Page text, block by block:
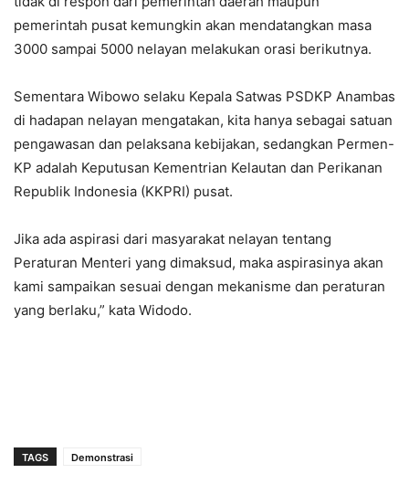
pemerintah pusat kemungkin akan mendatangkan masa
3000 sampai 5000 nelayan melakukan orasi berikutnya.
Sementara Wibowo selaku Kepala Satwas PSDKP Anambas
di hadapan nelayan mengatakan, kita hanya sebagai satuan
pengawasan dan pelaksana kebijakan, sedangkan Permen-
KP adalah Keputusan Kementrian Kelautan dan Perikanan
Republik Indonesia (KKPRI) pusat.
Jika ada aspirasi dari masyarakat nelayan tentang
Peraturan Menteri yang dimaksud, maka aspirasinya akan
kami sampaikan sesuai dengan mekanisme dan peraturan
yang berlaku,” kata Widodo.
TAGS Demonstrasi